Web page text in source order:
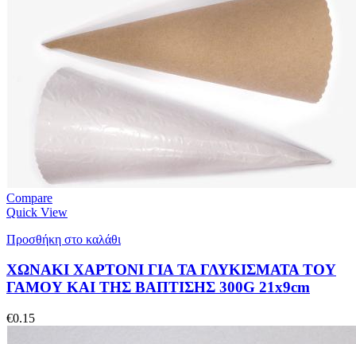
Compare
Quick View
Προσθήκη στο καλάθι
ΧΩΝΑΚΙ ΧΑΡΤΟΝΙ ΓΙΑ ΤΑ ΓΛΥΚΙΣΜΑΤΑ ΤΟΥ
ΓΑΜΟΥ ΚΑΙ ΤΗΣ ΒΑΠΤΙΣΗΣ 300G 21x9cm
€0.15